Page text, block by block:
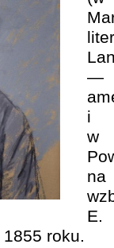
—
i
w
E.
roku.